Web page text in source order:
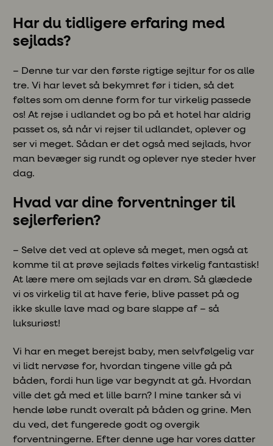
Har du tidligere erfaring med
sejlads?
– Denne tur var den første rigtige sejltur for os alle
tre. Vi har levet så bekymret før i tiden, så det
føltes som om denne form for tur virkelig passede
os! At rejse i udlandet og bo på et hotel har aldrig
passet os, så når vi rejser til udlandet, oplever og
ser vi meget. Sådan er det også med sejlads, hvor
man bevæger sig rundt og oplever nye steder hver
dag.
Hvad var dine forventninger til
sejlerferien?
– Selve det ved at opleve så meget, men også at
komme til at prøve sejlads føltes virkelig fantastisk!
At lære mere om sejlads var en drøm. Så glædede
vi os virkelig til at have ferie, blive passet på og
ikke skulle lave mad og bare slappe af – så
luksuriøst!
Vi har en meget berejst baby, men selvfølgelig var
vi lidt nervøse for, hvordan tingene ville gå på
båden, fordi hun lige var begyndt at gå. Hvordan
ville det gå med et lille barn? I mine tanker så vi
hende løbe rundt overalt på båden og grine. Men
du ved, det fungerede godt og overgik
forventningerne. Efter denne uge har vores datter